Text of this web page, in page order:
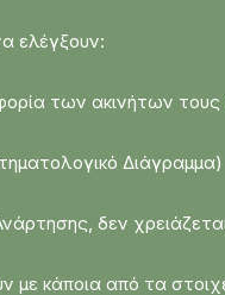
ελέγξουν:
των ακινήτων
Διάγραμμα)
δεν
με κάποια από τα